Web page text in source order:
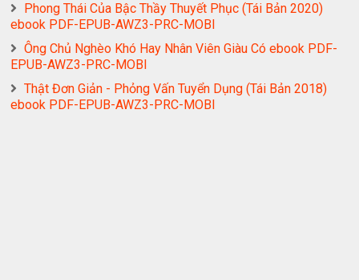
Phong Thái Của Bậc Thầy Thuyết Phục (Tái Bản 2020)
ebook PDF-EPUB-AWZ3-PRC-MOBI
Ông Chủ Nghèo Khó Hay Nhân Viên Giàu Có ebook PDF-
EPUB-AWZ3-PRC-MOBI
Thật Đơn Giản - Phỏng Vấn Tuyển Dụng (Tái Bản 2018)
ebook PDF-EPUB-AWZ3-PRC-MOBI